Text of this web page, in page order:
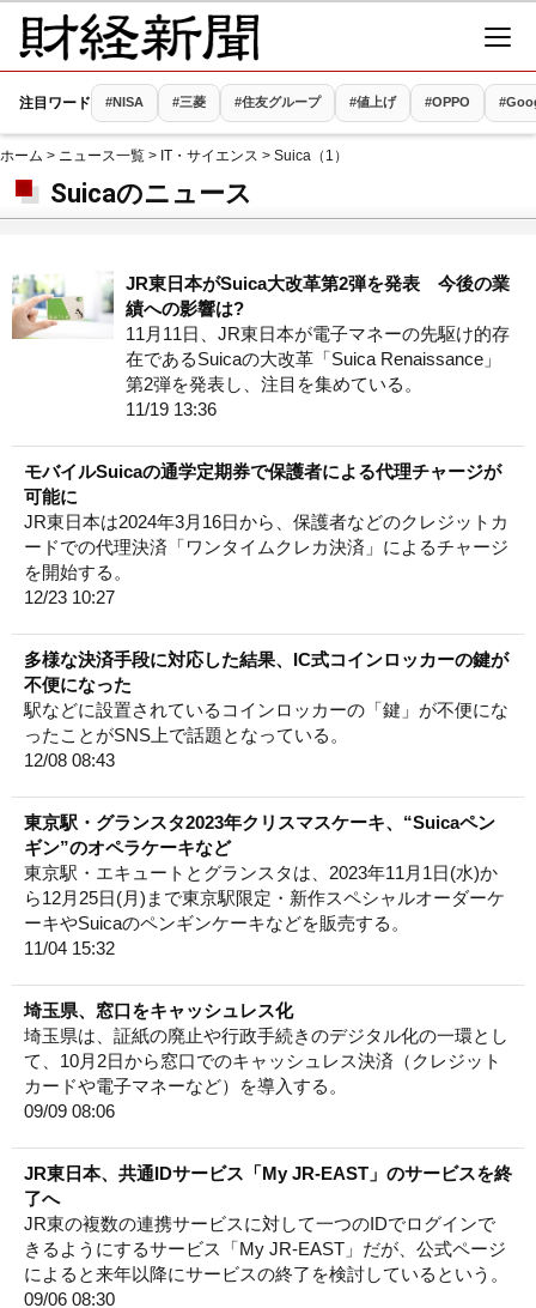
注目ワード #NISA #三菱 #住友グループ #値上げ #OPPO
ホーム > ニュース一覧 > IT・サイエンス > Suica（1）
Suicaのニュース
JR東日本がSuica大改革第2弾を発表 今後の業
績への影響は?
11月11日、JR東日本が電子マネーの先駆け的存
在であるSuicaの大改革「Suica Renaissance」
第2弾を発表し、注目を集めている。
11/19 13:36
モバイルSuicaの通学定期券で保護者による代理チャージが
可能に
JR東日本は2024年3月16日から、保護者などのクレジットカ
ードでの代理決済「ワンタイムクレカ決済」によるチャージ
を開始する。
12/23 10:27
多様な決済手段に対応した結果、IC式コインロッカーの鍵が
不便になった
駅などに設置されているコインロッカーの「鍵」が不便にな
ったことがSNS上で話題となっている。
12/08 08:43
東京駅・グランスタ2023年クリスマスケーキ、“Suicaペン
ギン”のオペラケーキなど
東京駅・エキュートとグランスタは、2023年11月1日(水)か
ら12月25日(月)まで東京駅限定・新作スペシャルオーダーケ
ーキやSuicaのペンギンケーキなどを販売する。
11/04 15:32
埼玉県、窓口をキャッシュレス化
埼玉県は、証紙の廃止や行政手続きのデジタル化の一環とし
て、10月2日から窓口でのキャッシュレス決済（クレジット
カードや電子マネーなど）を導入する。
09/09 08:06
JR東日本、共通IDサービス「My JR-EAST」のサービスを終
了へ
JR東の複数の連携サービスに対して一つのIDでログインで
きるようにするサービス「My JR-EAST」だが、公式ページ
によると来年以降にサービスの終了を検討しているという。
09/06 08:30